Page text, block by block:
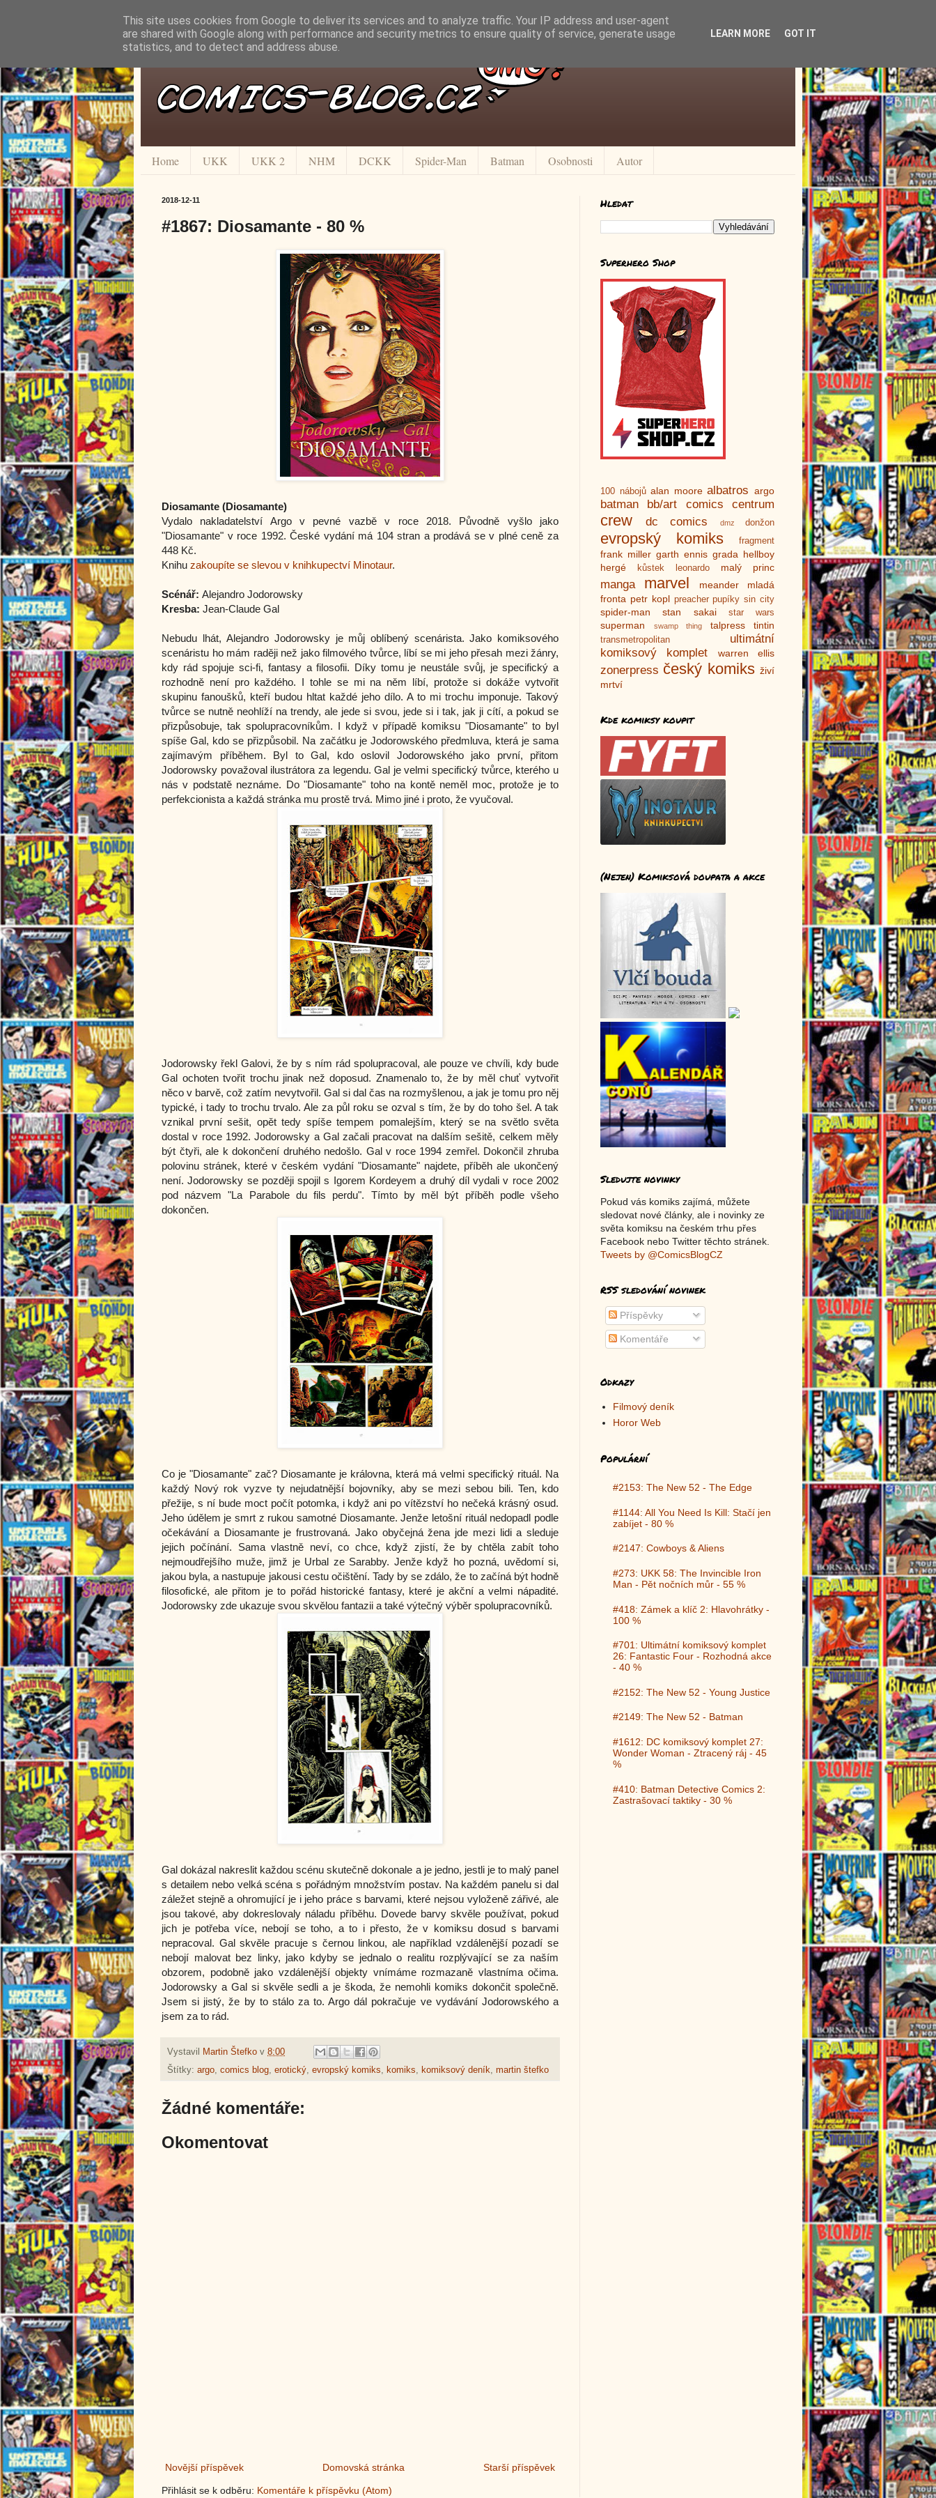
Home UKK UKK 2 NHM DCKK Spider-Man Batman Osobnosti Autor
2018-12-11
#1867: Diosamante - 80 %
Diosamante (Diosamante)
Vydalo nakladatelství Argo v pevné vazbě v roce 2018. Původně vyšlo jako
"Diosamante" v roce 1992. České vydání má 104 stran a prodává se v plné ceně za
448 Kč.
Knihu zakoupíte se slevou v knihkupectví Minotaur.
Scénář: Alejandro Jodorowsky
Kresba: Jean-Claude Gal
Nebudu lhát, Alejandro Jodorowsky je můj oblíbený scenárista. Jako komiksového
scenáristu ho mám raději než jako filmového tvůrce, líbí se mi jeho přesah mezi žánry,
kdy rád spojuje sci-fi, fantasy a filosofii. Díky tomu je neustále svůj, je specifický a
rozhodně není pro každého. I tohle se mi na něm líbí, protože si dokáže vytvořit
skupinu fanoušků, kteří budou hltat každé jeho dílo. A to mi trochu imponuje. Takový
tvůrce se nutně neohlíží na trendy, ale jede si svou, jede si i tak, jak ji cítí, a pokud se
přizpůsobuje, tak spolupracovníkům. I když v případě komiksu "Diosamante" to byl
spíše Gal, kdo se přizpůsobil. Na začátku je Jodorowského předmluva, která je sama
zajímavým příběhem. Byl to Gal, kdo oslovil Jodorowského jako první, přitom
Jodorowsky považoval ilustrátora za legendu. Gal je velmi specifický tvůrce, kterého u
nás v podstatě neznáme. Do "Diosamante" toho na kontě neměl moc, protože je to
perfekcionista a každá stránka mu prostě trvá. Mimo jiné i proto, že vyučoval.
Jodorowsky řekl Galovi, že by s ním rád spolupracoval, ale pouze ve chvíli, kdy bude
Gal ochoten tvořit trochu jinak než doposud. Znamenalo to, že by měl chuť vytvořit
něco v barvě, což zatím nevytvořil. Gal si dal čas na rozmyšlenou, a jak je tomu pro něj
typické, i tady to trochu trvalo. Ale za půl roku se ozval s tím, že by do toho šel. A tak
vznikal první sešit, opět tedy spíše tempem pomalejším, který se na světlo světa
dostal v roce 1992. Jodorowsky a Gal začali pracovat na dalším sešitě, celkem měly
být čtyři, ale k dokončení druhého nedošlo. Gal v roce 1994 zemřel. Dokončil zhruba
polovinu stránek, které v českém vydání "Diosamante" najdete, příběh ale ukončený
není. Jodorowsky se později spojil s Igorem Kordeyem a druhý díl vydali v roce 2002
pod názvem "La Parabole du fils perdu". Tímto by měl být příběh podle všeho
dokončen.
Co je "Diosamante" zač? Diosamante je královna, která má velmi specifický rituál. Na
každý Nový rok vyzve ty nejudatnější bojovníky, aby se mezi sebou bili. Ten, kdo
přežije, s ní bude moct počít potomka, i když ani po vítězství ho nečeká krásný osud.
Jeho údělem je smrt z rukou samotné Diosamante. Jenže letošní rituál nedopadl podle
očekávání a Diosamante je frustrovaná. Jako obyčejná žena jde mezi lidi a sleduje
jejich počínání. Sama vlastně neví, co chce, když zjistí, že by chtěla zabít toho
nejmoudřejšího muže, jimž je Urbal ze Sarabby. Jenže když ho pozná, uvědomí si,
jakou byla, a nastupuje jakousi cestu očištění. Tady by se zdálo, že to začíná být hodně
filosofické, ale přitom je to pořád historické fantasy, které je akční a velmi nápadité.
Jodorowsky zde ukazuje svou skvělou fantazii a také výtečný výběr spolupracovníků.
Gal dokázal nakreslit každou scénu skutečně dokonale a je jedno, jestli je to malý panel
s detailem nebo velká scéna s pořádným množstvím postav. Na každém panelu si dal
záležet stejně a ohromující je i jeho práce s barvami, které nejsou vyloženě zářivé, ale
jsou takové, aby dokreslovaly náladu příběhu. Dovede barvy skvěle používat, pokud
jich je potřeba více, nebojí se toho, a to i přesto, že v komiksu dosud s barvami
nepracoval. Gal skvěle pracuje s černou linkou, ale například vzdálenější pozadí se
nebojí malovat bez linky, jako kdyby se jednalo o realitu rozplývající se za naším
obzorem, podobně jako vzdálenější objekty vnímáme rozmazaně vlastníma očima.
Jodorowsky a Gal si skvěle sedli a je škoda, že nemohli komiks dokončit společně.
Jsem si jistý, že by to stálo za to. Argo dál pokračuje ve vydávání Jodorowského a
jsem za to rád.
Vystavil Martin Štefko v 8:00
Štítky: argo, comics blog, erotický, evropský komiks, komiks, komiksový deník, martin štefko
Žádné komentáře:
Okomentovat
Novější příspěvek Starší příspěvek
Domovská stránka
Přihlásit se k odběru: Komentáře k příspěvku (Atom)
Hledat
Superhero Shop
100 nábojů alan moore albatros argo
batman bb/art comics centrum
crew dc comics dmz donžon
evropský komiks fragment
frank miller garth ennis grada hellboy
hergé
kůstek leonardo malý princ
manga marvel meander
mladá
fronta petr kopl preacher pupíky sin city
spider-man stan sakai star wars
superman swamp thing talpress tintin
transmetropolitan
ultimátní
komiksový komplet
warren ellis
zonerpress český komiks živí
mrtví
Kde komiksy koupit
(Nejen) Komiksová doupata a akce
Sledujte novinky
Pokud vás komiks zajímá, můžete
sledovat nové články, ale i novinky ze
světa komiksu na českém trhu přes
Facebook nebo Twitter těchto stránek.
Tweets by @ComicsBlogCZ
RSS sledování novinek
Příspěvky
Komentáře
Odkazy
Filmový deník
Horor Web
Populární
#2153: The New 52 - The Edge
#1144: All You Need Is Kill: Stačí jen
zabíjet - 80 %
#2147: Cowboys & Aliens
#273: UKK 58: The Invincible Iron
Man - Pět nočních můr - 55 %
#418: Zámek a klíč 2: Hlavohrátky -
100 %
#701: Ultimátní komiksový komplet
26: Fantastic Four - Rozhodná akce
- 40 %
#2152: The New 52 - Young Justice
#2149: The New 52 - Batman
#1612: DC komiksový komplet 27:
Wonder Woman - Ztracený ráj - 45
%
#410: Batman Detective Comics 2:
Zastrašovací taktiky - 30 %
This site uses cookies from Google to deliver its services and to analyze traffic. Your IP address and user-agent
are shared with Google along with performance and security metrics to ensure quality of service, generate usage
statistics, and to detect and address abuse.
LEARN MORE GOT IT